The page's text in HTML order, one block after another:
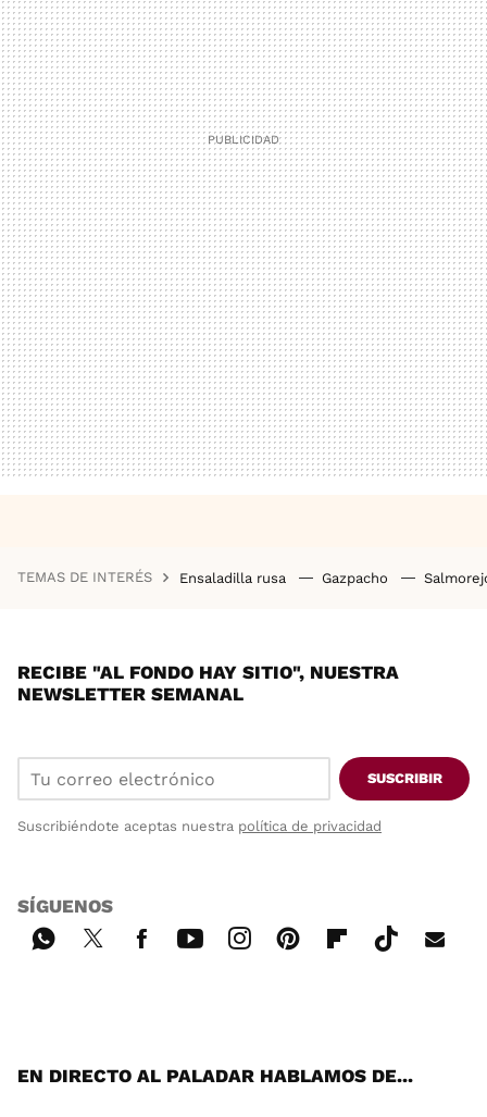
TEMAS DE INTERÉS Ensaladilla rusa Gazpacho
RECIBE "AL FONDO HAY SITIO", NUESTRA
NEWSLETTER SEMANAL
SUSCRIBIR
Suscribiéndote aceptas nuestra política de privacidad
SÍGUENOS
EN DIRECTO AL PALADAR HABLAMOS DE...